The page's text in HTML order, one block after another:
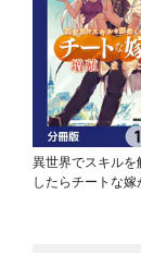
異世界でスキルを
したらチートな嫁